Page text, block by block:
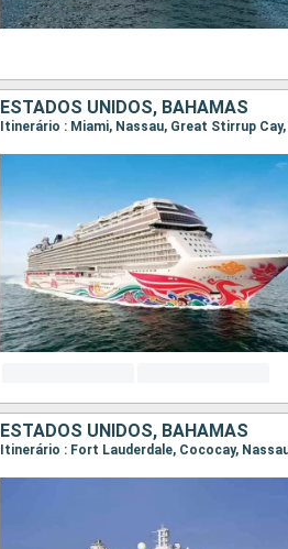
ESTADOS UNIDOS, BAHAMAS
Itinerário : Miami, Nassau, Great Stirrup
ESTADOS UNIDOS, BAHAMAS
Itinerário : Fort Lauderdale, Cococay,